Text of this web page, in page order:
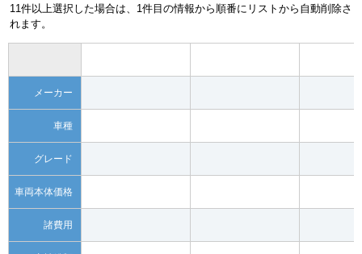
11件以上選択した場合は、1件目の情報から順番にリストから自動削除さ
れます。
メーカー
車種
グレード
車両本体価格
諸費用